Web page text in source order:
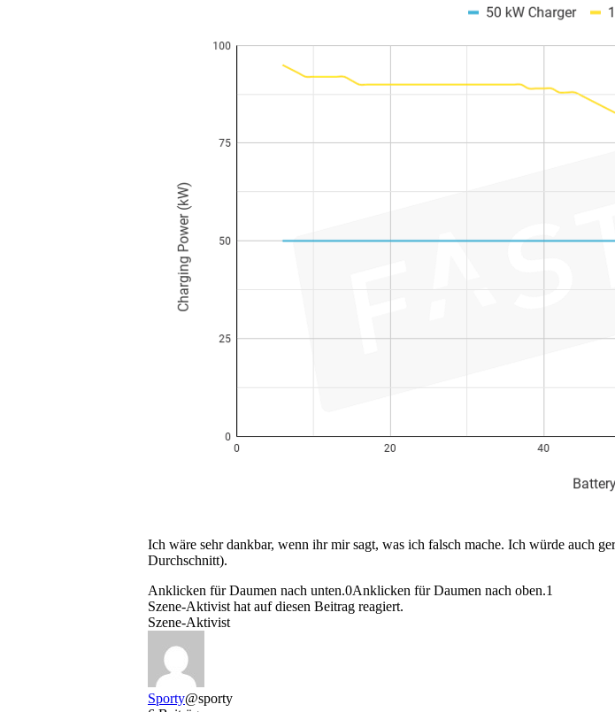
Ich wäre sehr dankbar, wenn ihr mir sagt, was ich falsch mache. Ich würde auch
Durchschnitt).
Anklicken für Daumen nach unten.0Anklicken für Daumen nach oben.1
Szene-Aktivist hat auf diesen Beitrag reagiert.
Szene-Aktivist
Sporty@sporty